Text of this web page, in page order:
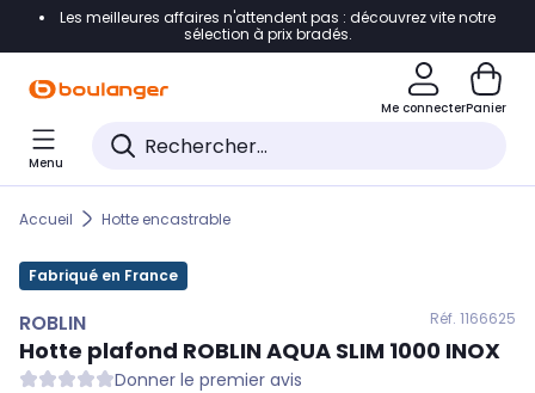
Accéder directement à la navigation
Accéder directement au pied de page
Accéder directement au chatbot
Les meilleures affaires n'attendent pas : découvrez vite notre
sélection à prix bradés.
Me connecterPanier
Menu
Accueil Hotte encastrable
Fabriqué en France
ROBLIN Réf. 1166625
Hotte plafond ROBLINAQUA SLIM 1000 INOX
Donner le premier avis